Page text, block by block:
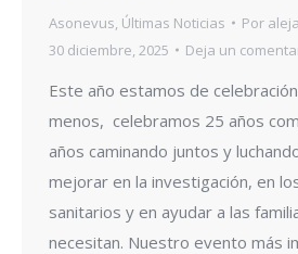
Asonevus, Últimas Noticias Por
30 diciembre, 2025
Deja un
Este año estamos de
menos, celebramos 25 años
años caminando juntos y
mejorar en la investigación, en
sanitarios y en ayudar a las
necesitan. Nuestro evento más